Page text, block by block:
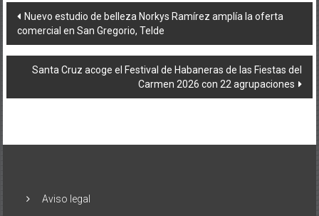
Navegación
de
entradas
Nuevo estudio de belleza Norkys Ramírez amplía la oferta
comercial en San Gregorio, Telde
Santa Cruz acoge el Festival de Habaneras de las Fiestas del
Carmen 2026 con 22 agrupaciones
Aviso legal